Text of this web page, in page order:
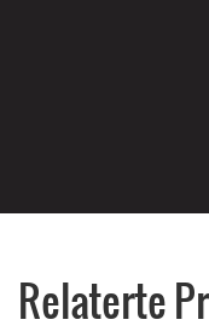
Relaterte